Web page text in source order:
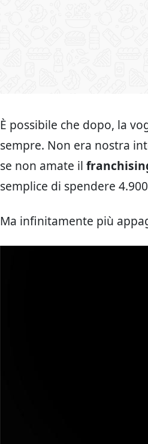
È possibile che dopo, la
sempre. Non era nostra
se non amate il
semplice di spendere
Ma infinitamente più